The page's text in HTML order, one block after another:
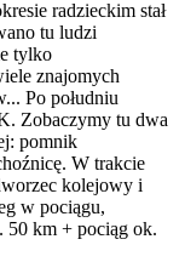
radzieckim stał
tu ludzi
tylko
znajomych
Po południu
Zobaczymy tu dwa
pomnik
W trakcie
kolejowy i
w pociągu,
50 km + pociąg ok.